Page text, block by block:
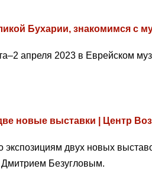
Бухарии, знакомимся с
апреля 2023 в Еврейском
новые выставки | Центр
экспозициям двух новых
Дмитрием Безугловым.